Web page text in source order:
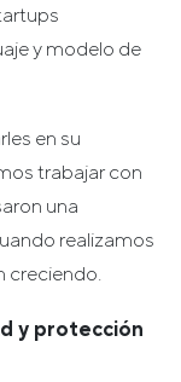
y modelo de
en su
trabajar con
una
realizamos
creciendo.
y protección